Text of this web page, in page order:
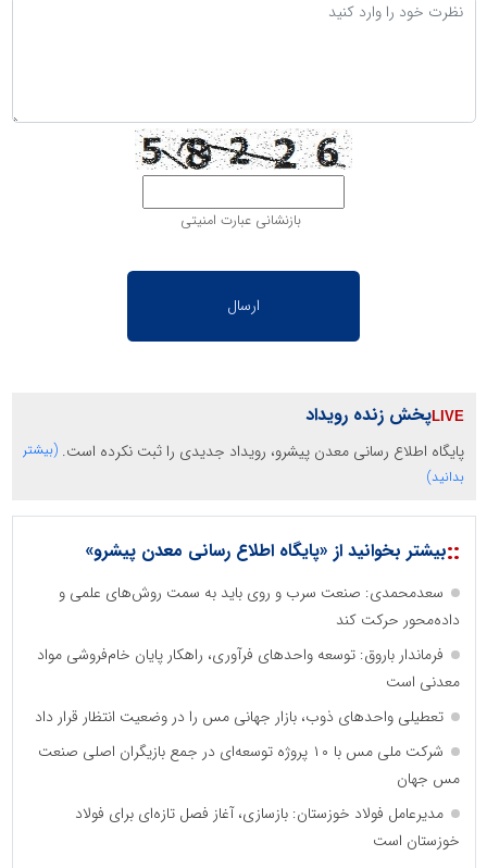
بازنشانی عبارت امنیتی
پخش زنده رویداد
پایگاه اطلاع رسانی معدن پیشرو، رویداد جدیدی را ثبت نکرده است. (بیشتر
بدانید)
::بیشتر بخوانید از «پایگاه اطلاع رسانی معدن پیشرو»
سعدمحمدی: صنعت سرب و روی باید به سمت روش‌های علمی و
داده‌محور حرکت کند
فرماندار باروق: توسعه واحدهای فرآوری، راهکار پایان خام‌فروشی مواد
معدنی است
تعطیلی واحدهای ذوب، بازار جهانی مس را در وضعیت انتظار قرار داد
شرکت ملی مس با ۱۰ پروژه توسعه‌ای در جمع بازیگران اصلی صنعت
مس جهان
مدیرعامل فولاد خوزستان: بازسازی، آغاز فصل تازه‌ای برای فولاد
خوزستان است